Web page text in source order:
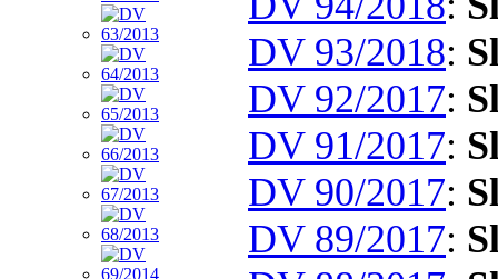
DV 93/2018:
DV 92/2017:
DV 91/2017:
DV 90/2017:
DV 89/2017: